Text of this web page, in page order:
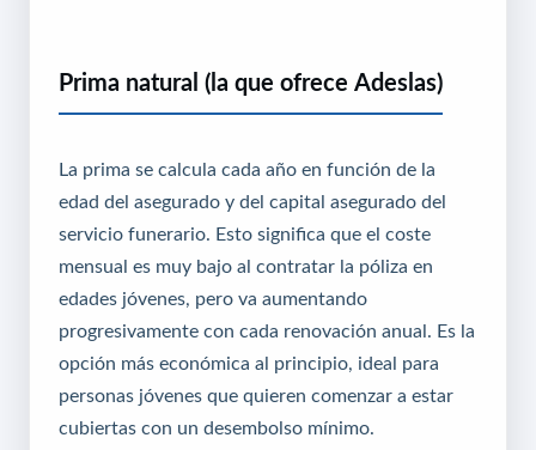
Prima natural (la que ofrece Adeslas)
La prima se calcula cada año en función de la
edad del asegurado y del capital asegurado del
servicio funerario. Esto significa que el coste
mensual es muy bajo al contratar la póliza en
edades jóvenes, pero va aumentando
progresivamente con cada renovación anual. Es la
opción más económica al principio, ideal para
personas jóvenes que quieren comenzar a estar
cubiertas con un desembolso mínimo.